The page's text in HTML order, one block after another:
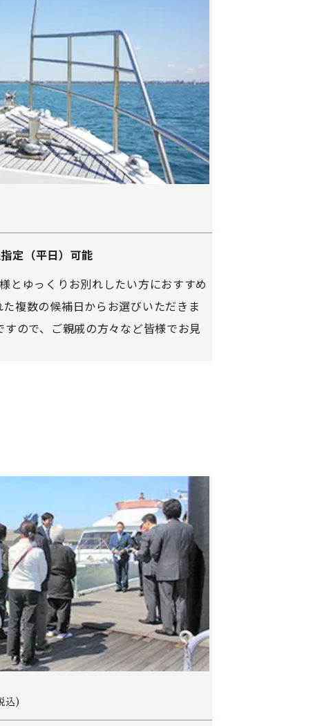
定（平日）可能
とゆっくりお別れしたい方におすすめ
複数の候補日からお選びいただきま
ので、ご親戚の方々など皆様でお見
込)